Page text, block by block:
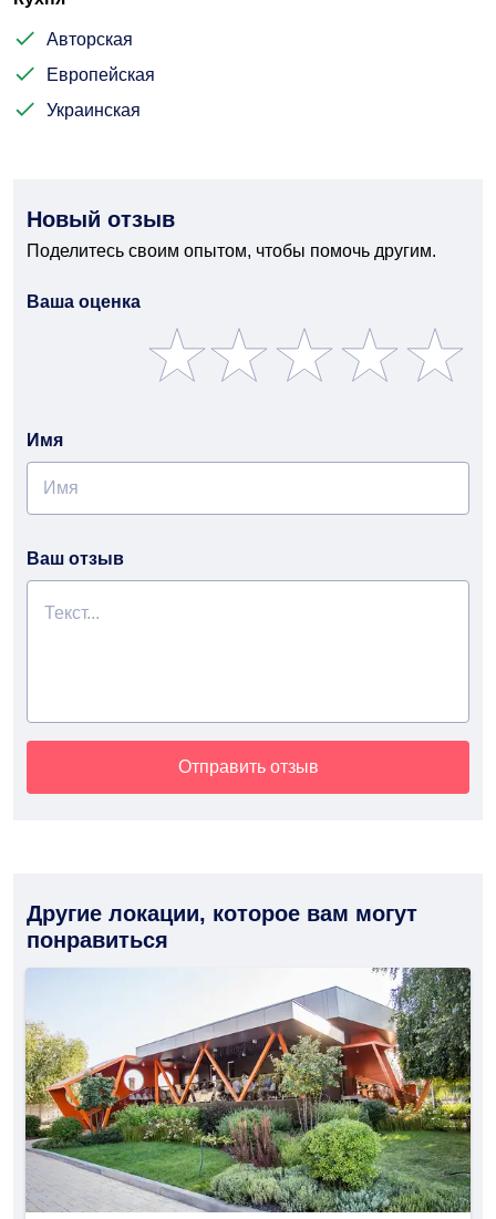
Авторская
Европейская
Украинская
Новый отзыв
Поделитесь своим опытом, чтобы помочь другим.
Ваша оценка
Имя
Ваш отзыв
Отправить отзыв
Другие локации, которое вам могут
понравиться